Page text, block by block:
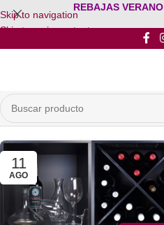
Skip to navigation
Skip to main content
REBAJAS VERANO
11
AGO